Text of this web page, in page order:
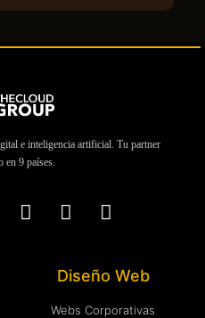
e inteligencia artificial. Tu partner
en 9 países.
Diseño Web
Webs Corporativas